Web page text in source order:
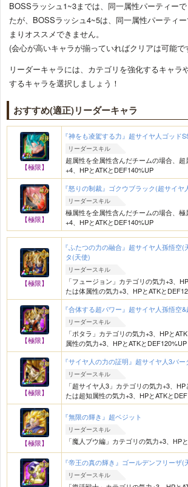
BOSSラッシュ1~3までは、同一属性パーティー
たが、BOSSラッシュ4~5は、同一属性パーティ
まりオススメできません。
(会心が高いキャラが揃っていればクリアは可能で
リーダーキャラには、カテゴリを強化するキャラ
するキャラを選択しましょう！
おすすめ(適正)リーダーキャラ
【極限】
『神をも凌駕する力』超サイヤ人ゴッド
リーダースキル
超属性を全属性含んだチームの場合、
+4、HPとATKとDEF140%UP
【極限】
『怒りの制裁』ゴクウブラック(超サイヤ
リーダースキル
極属性を全属性含んだチームの場合、
+4、HPとATKとDEF140%UP
【極限】
『ふたつの力の融合』超サイヤ人孫悟空
タ(天使)
リーダースキル
「フュージョン」カテゴリの気力+3、
たは体属性の気力+3、HPとATKと
【極限】
『合体する超パワー』超サイヤ人孫悟空
リーダースキル
「ポタラ」カテゴリの気力+3、HPと
属性の気力+3、HPとATKとDEF120%UP
【極限】
『サイヤ人の力の証明』超サイヤ人3バー
リーダースキル
「超サイヤ人3」カテゴリの気力+3、
たは超知属性の気力+3、HPとATKと
【極限】
『無限の輝き』超ベジット
リーダースキル
「魔人ブウ編」カテゴリの気力+3、HP
『帝王の真の輝き』ゴールデンフリーザ(
リーダースキル